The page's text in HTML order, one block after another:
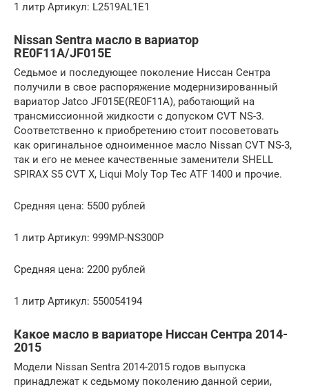
1 литр Артикул: L2519AL1E1
Nissan Sentra масло в вариатор
RE0F11A/JF015E
Седьмое и последующее поколение Ниссан Сентра
получили в свое распоряжение модернизированный
вариатор Jatco JF015E(RE0F11A), работающий на
трансмиссионной жидкости с допуском CVT NS-3.
Соответственно к приобретению стоит посоветовать
как оригинальное одноименное масло Nissan CVT NS-3,
так и его не менее качественные заменители SHELL
SPIRAX S5 CVT X, Liqui Moly Top Tec ATF 1400 и прочие.
Средняя цена: 5500 рублей
1 литр Артикул: 999MP-NS300P
Средняя цена: 2200 рублей
1 литр Артикул: 550054194
Какое масло в вариаторе Ниссан Сентра 2014-
2015
Модели Nissan Sentra 2014-2015 годов выпуска
принадлежат к седьмому поколению данной серии,